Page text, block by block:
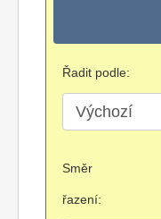
Řadit podle:
Směr
řazení: